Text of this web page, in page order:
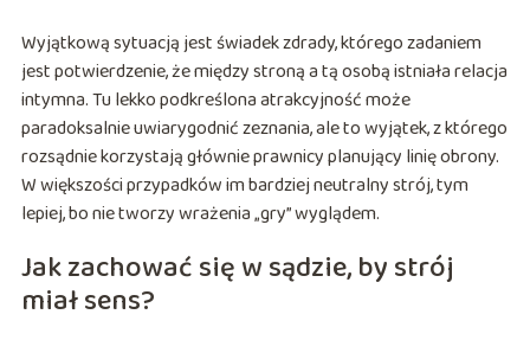
Wyjątkową sytuacją jest świadek zdrady, którego zadaniem
jest potwierdzenie, że między stroną a tą osobą istniała relacja
intymna. Tu lekko podkreślona atrakcyjność może
paradoksalnie uwiarygodnić zeznania, ale to wyjątek, z którego
rozsądnie korzystają głównie prawnicy planujący linię obrony.
W większości przypadków im bardziej neutralny strój, tym
lepiej, bo nie tworzy wrażenia „gry” wyglądem.
Jak zachować się w sądzie, by strój
miał sens?